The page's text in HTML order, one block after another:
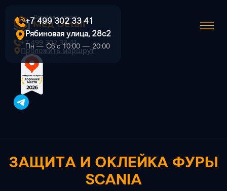
+7 499 302 33 41
Проложить маршрут
ЗАЩИТА И ОКЛЕЙКА ФУРЫ
SCANIA
+7 499 302 33 41
Рябиновая улица, 28с2
Пн — Сб с 10:00 — 20:00